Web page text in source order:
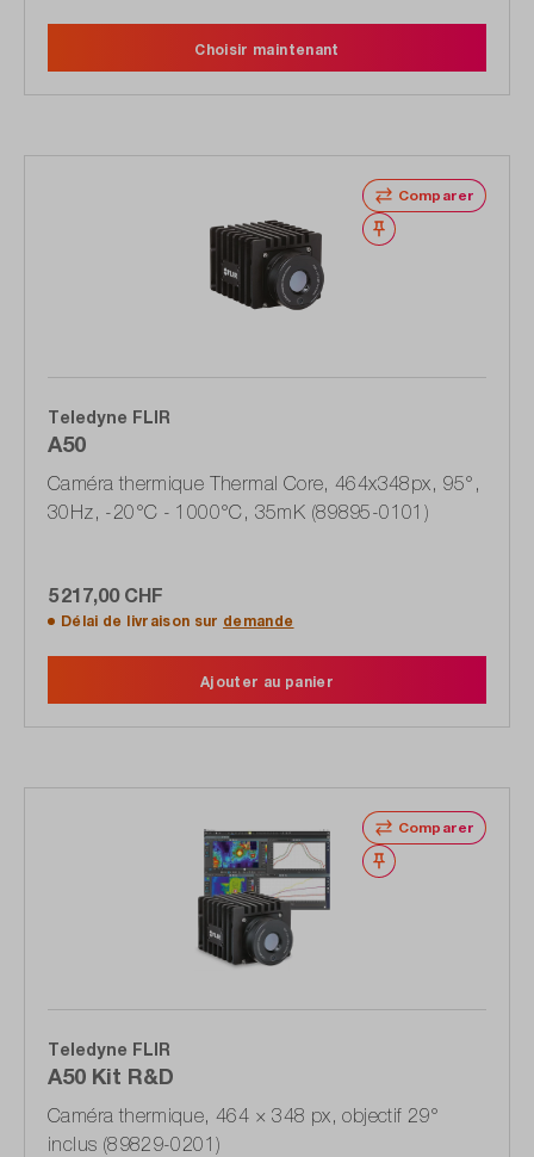
Choisir maintenant
Comparer
Noter
Teledyne FLIR
A50
Caméra thermique Thermal Core, 464x348px, 95°,
30Hz, -20°C - 1000°C, 35mK (89895-0101)
5 217,00 CHF
Délai de livraison sur demande
Ajouter au panier
Comparer
Noter
Teledyne FLIR
A50 Kit R&D
Caméra thermique, 464 × 348 px, objectif 29°
inclus (89829-0201)